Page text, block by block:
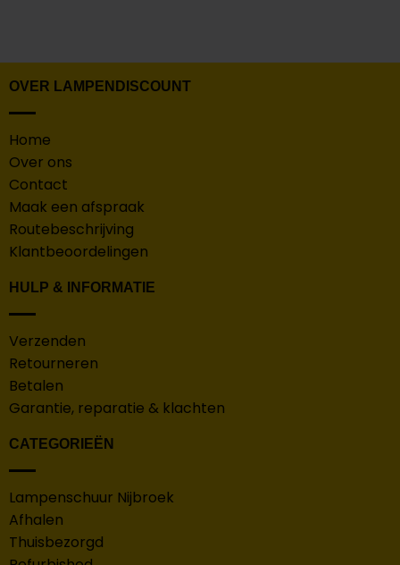
OVER LAMPENDISCOUNT
Home
Over ons
Contact
Maak een afspraak
Routebeschrijving
Klantbeoordelingen
HULP & INFORMATIE
Verzenden
Retourneren
Betalen
Garantie, reparatie & klachten
CATEGORIEËN
Lampenschuur Nijbroek
Afhalen
Thuisbezorgd